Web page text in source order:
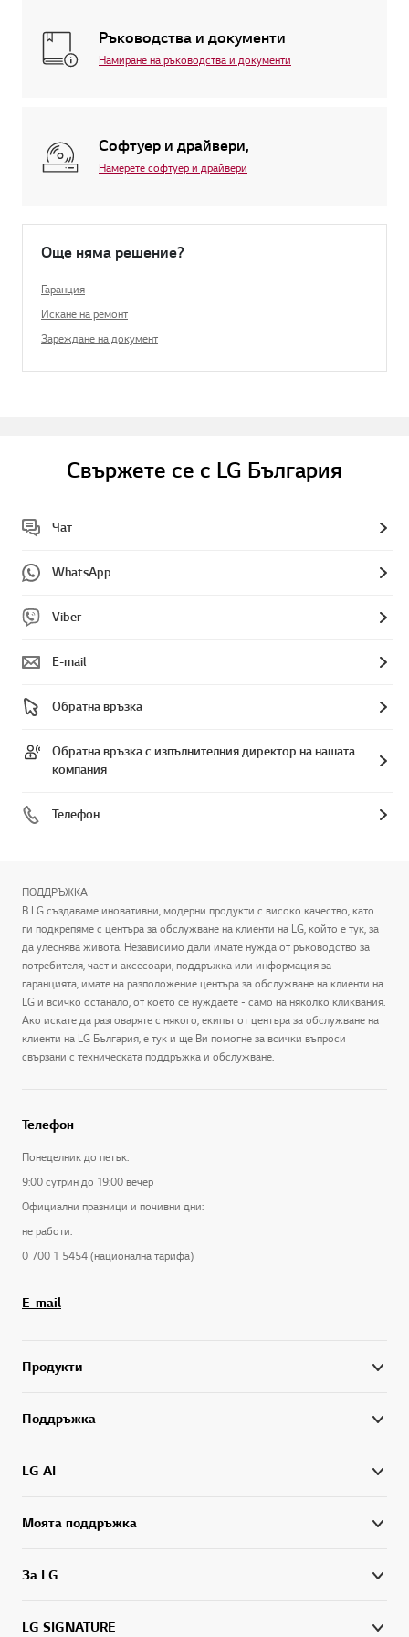
Ръководства и документи
Намиране на ръководства и документи
Софтуер и драйвери,
Намерете софтуер и драйвери
Още няма решение?
Гаранция
Искане на ремонт
Зареждане на документ
Свържете се с LG България
Чат
WhatsApp
Viber
E-mail
Обратна връзка
Обратна връзка с изпълнителния директор на нашата
компания
Телефон
ПОДДРЪЖКА
В LG създаваме иновативни, модерни продукти с високо качество, като
ги подкрепяме с центъра за обслужване на клиенти на LG, който е тук, за
да улеснява живота. Независимо дали имате нужда от ръководство за
потребителя, част и аксесоари, поддръжка или информация за
гаранцията, имате на разположение центъра за обслужване на клиенти на
LG и всичко останало, от което се нуждаете - само на няколко кликвания.
Ако искате да разговаряте с някого, екипът от центъра за обслужване на
клиенти на LG България, е тук и ще Ви помогне за всички въпроси
свързани с техническата поддръжка и обслужване.
Телефон
Понеделник до петък:
9:00 сутрин до 19:00 вечер
Официални празници и почивни дни:
не работи.
0 700 1 5454 (национална тарифа)
E-mail
Продукти
Поддръжка
LG AI
Моята поддръжка
За LG
LG SIGNATURE